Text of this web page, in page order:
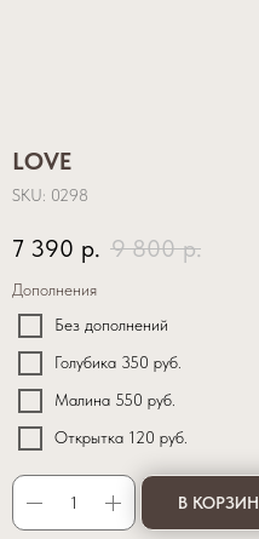
LOVE
SKU: 0298
7 390 р. 9 800 р.
Дополнения
Без дополнений
Голубика 350 руб.
Малина 550 руб.
Открытка 120 руб.
В